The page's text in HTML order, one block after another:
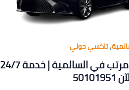
,تاكسي حولي
تاكسي مرتب في السالمية | خدمة 24/7